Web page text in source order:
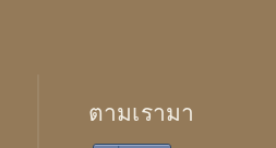
ตามเรามา